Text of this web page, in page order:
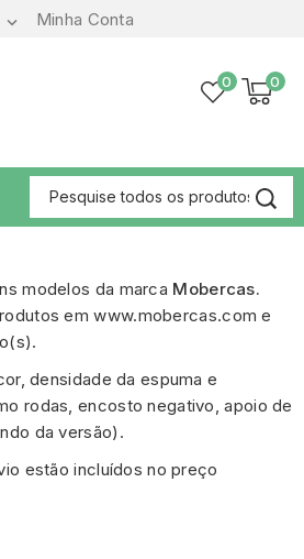
Minha Conta

0
0
modelos da marca Mobercas.
emwww.mobercas.com e
densidade da espuma e
rodas, encosto negativo, apoio de
da versão).
estão incluídos no preço